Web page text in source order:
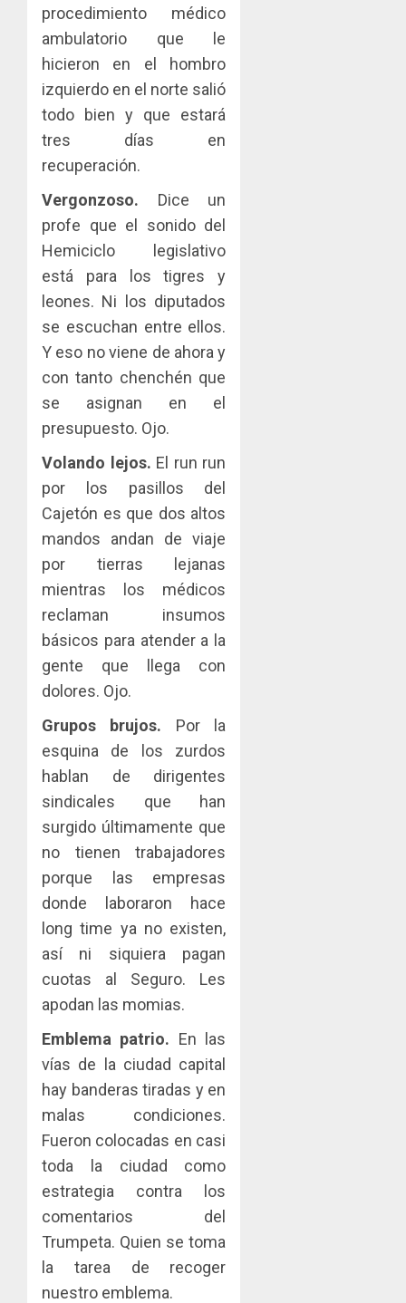
procedimiento médico
ambulatorio que le
hicieron en el hombro
izquierdo en el norte salió
todo bien y que estará
tres días en
recuperación.
Vergonzoso. Dice un
profe que el sonido del
Hemiciclo legislativo
está para los tigres y
leones. Ni los diputados
se escuchan entre ellos.
Y eso no viene de ahora y
con tanto chenchén que
se asignan en el
presupuesto. Ojo.
Volando lejos. El run run
por los pasillos del
Cajetón es que dos altos
mandos andan de viaje
por tierras lejanas
mientras los médicos
reclaman insumos
básicos para atender a la
gente que llega con
dolores. Ojo.
Grupos brujos. Por la
esquina de los zurdos
hablan de dirigentes
sindicales que han
surgido últimamente que
no tienen trabajadores
porque las empresas
donde laboraron hace
long time ya no existen,
así ni siquiera pagan
cuotas al Seguro. Les
apodan las momias.
Emblema patrio. En las
vías de la ciudad capital
hay banderas tiradas y en
malas condiciones.
Fueron colocadas en casi
toda la ciudad como
estrategia contra los
comentarios del
Trumpeta. Quien se toma
la tarea de recoger
nuestro emblema.